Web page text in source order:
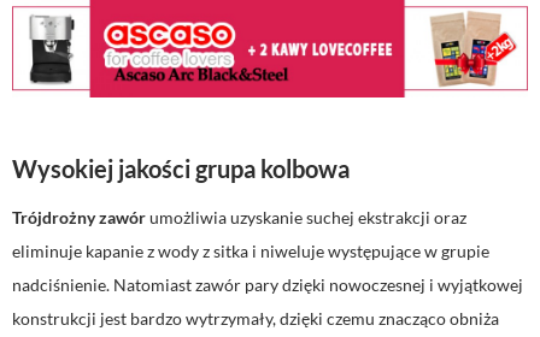
Wysokiej jakości grupa kolbowa
Trójdrożny zawórumożliwia uzyskanie suchej ekstrakcji oraz
eliminuje kapanie z wody z sitka i niweluje występujące w grupie
nadciśnienie. Natomiast zawór pary dzięki nowoczesnej i wyjątkowej
konstrukcji jest bardzo wytrzymały, dzięki czemu znacząco obniża